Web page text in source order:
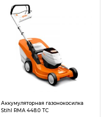
Аккумуляторная газонокосилка
Stihl RMA 448.0 TC